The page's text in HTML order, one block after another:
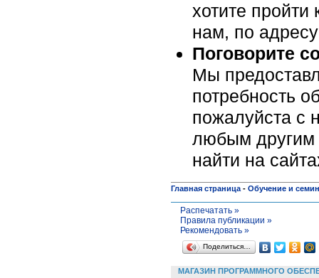
хотите
нам, по
Поговорите
Мы
потребность
пожалуйста c
любым другим
найти на
Главная страница - Обучение и
Распечатать »
Правила публикации »
Рекомендовать »
Поделиться…
МАГАЗИН ПРОГРАММНОГО